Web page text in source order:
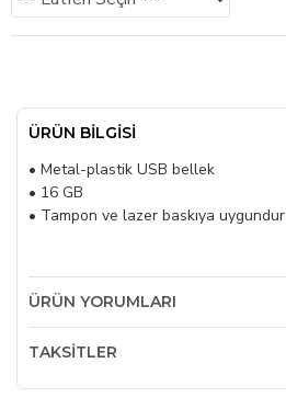
ÜRÜN BILGISI
• Metal-plastik USB bellek
• 16 GB
• Tampon ve lazer baskıya uygundur
ÜRÜN YORUMLARI
TAKSITLER